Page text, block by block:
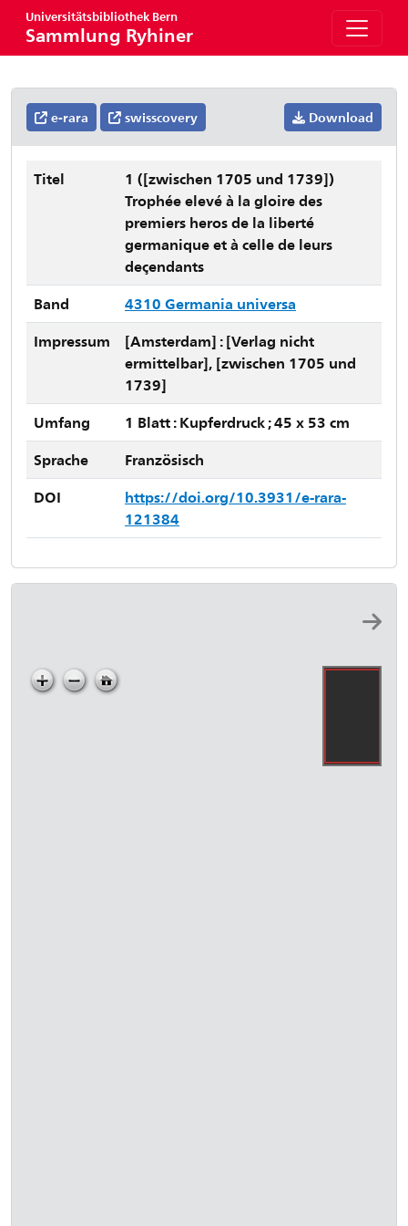
Universitätsbibliothek Bern
Sammlung Ryhiner
e-rara swisscovery Download
Titel
1 ([zwischen 1705 und 1739])
Trophée elevé à la gloire des
premiers heros de la liberté
germanique et à celle de leurs
deçendants
Band
4310 Germania universa
Impressum
[Amsterdam] : [Verlag nicht
ermittelbar], [zwischen 1705 und
1739]
Umfang
1 Blatt : Kupferdruck ; 45 x 53 cm
Sprache
Französisch
DOI
https://doi.org/10.3931/e-rara-
121384